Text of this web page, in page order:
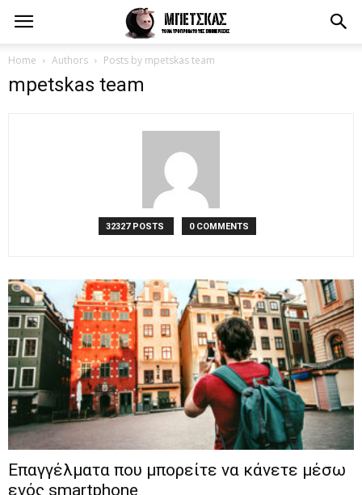
Home Authors Posts by mpetskas team
mpetskas team
32327 POSTS 0 COMMENTS
Επαγγέλματα που μπορείτε να κάνετε μέσω
ενός smartphone